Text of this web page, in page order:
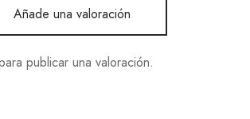
Añade una valoración
publicar una valoración.